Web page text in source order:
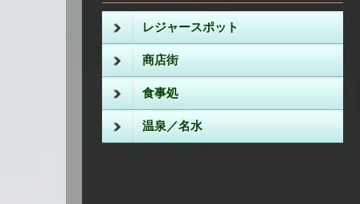
レジャースポット
商店街
食事処
温泉／名水